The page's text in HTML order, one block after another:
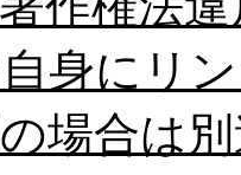
身にリ
場合は